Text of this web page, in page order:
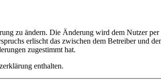
zu ändern. Die Änderung wird dem Nutzer
erlischt das zwischen dem Betreiber und
zugestimmt hat.
enthalten.